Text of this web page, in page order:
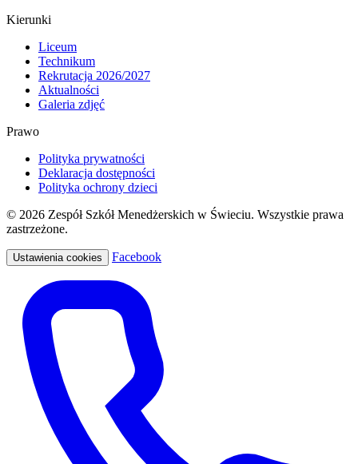
Kierunki
Liceum
Technikum
Rekrutacja 2026/2027
Aktualności
Galeria zdjęć
Prawo
Polityka prywatności
Deklaracja dostępności
Polityka ochrony dzieci
© 2026 Zespół Szkół Menedżerskich w Świeciu. Wszystkie prawa
zastrzeżone.
Ustawienia cookies Facebook